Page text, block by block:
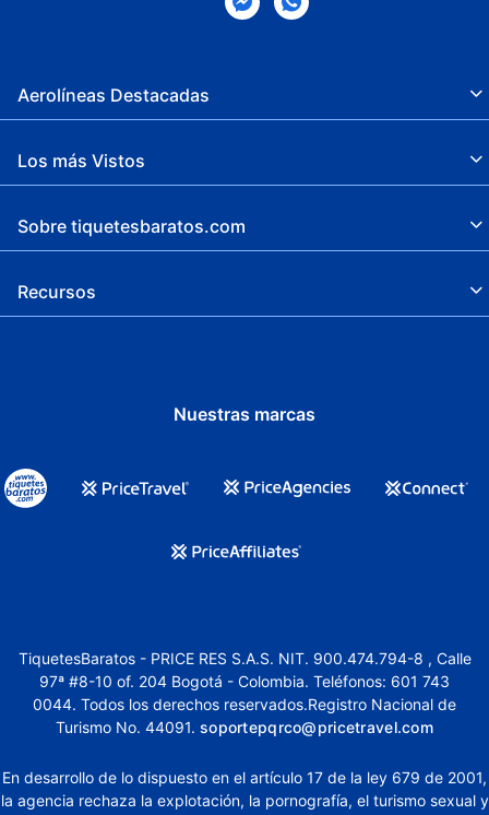
Aerolíneas Destacadas
Los más Vistos
Sobre tiquetesbaratos.com
Recursos
Nuestras marcas
TiquetesBaratos - PRICE RES S.A.S. NIT. 900.474.794-8 , Calle
97ª #8-10 of. 204 Bogotá - Colombia. Teléfonos: 601 743
0044. Todos los derechos reservados.Registro Nacional de
Turismo No. 44091.soportepqrco@pricetravel.com
En desarrollo de lo dispuesto en el artículo 17 de la ley 679 de 2001,
la agencia rechaza la explotación, la pornografía, el turismo sexual y